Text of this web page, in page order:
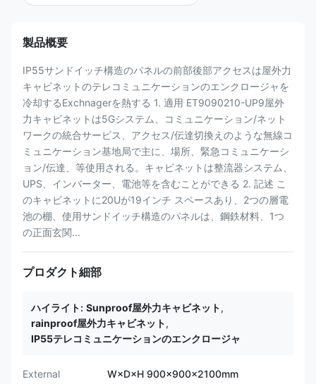
製品概要
IP55サンドイッチ構造のパネルの前部後部アクセスは屋外力
キャビネットのテレコミュニケーションのエンクロージャを
冷却するExchnagerを熱する 1. 適用 ET9090210-UP9屋外
力キャビネットは5Gシステム、コミュニケーション/ネット
ワークの統合サービス、アクセス/伝達切換えのような無線コ
ミュニケーション基地局で主に、場所、緊急コミュニケーシ
ョン/伝達、等使用される。キャビネットは整流器システム、
UPS、インバーター、電池等を含むことができる 2. 記述 こ
のキャビネットに20Uが19インチ スペースあり、2つの層電
池の棚、使用サンドイッチ構造のパネルは、鋼鉄材料、1つ
の正面玄関...
プロダクト細部
ハイライト: Sunproof屋外力キャビネット,
rainproof屋外力キャビネット,
IP55テレコミュニケーションのエンクロージャ
External
W×D×H 900×900×2100mm